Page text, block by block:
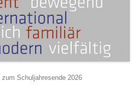
zum Schuljahresende 2026